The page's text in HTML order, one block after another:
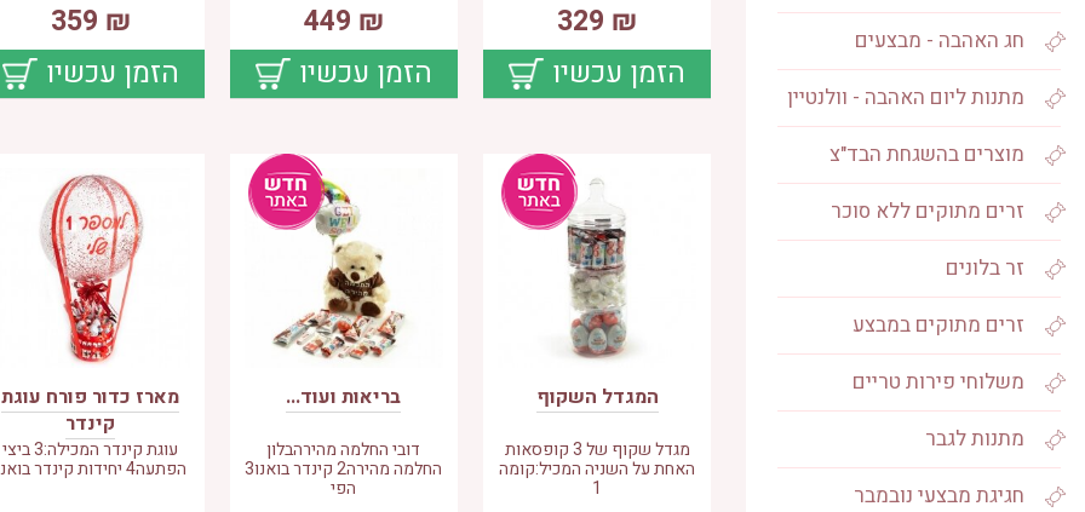
חג האהבה - מבצעים
מתנות ליום האהבה - וולנטיין
מוצרים בהשגחת הבד"צ
זרים מתוקים ללא סוכר
זר בלונים
זרים מתוקים במבצע
משלוחי פירות טריים
מתנות לגבר
חגיגת מבצעי נובמבר
₪
329
הזמן עכשיו
₪
449
הזמן עכשיו
₪
359
הזמן עכשיו
המגדל השקוף
מגדל שקוף של 3 קופסאות
האחת על השניה המכיל:קומה
1
בריאות ועוד...
דובי החלמה מהירהבלון
החלמה מהירה2 קינדר בואנו3
הפי
מארז כדור פורח עוגת
קינדר
עוגת קינדר המכילה:3 ביצי
הפתעה4 יחידות קינדר בואנו